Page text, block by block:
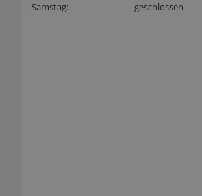
Samstag:
geschlossen